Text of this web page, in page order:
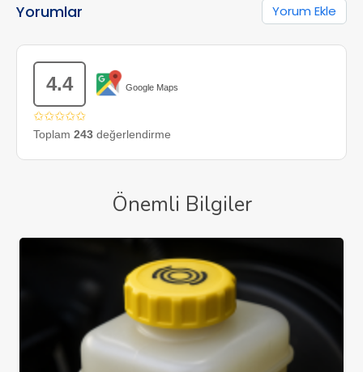
Yorumlar Yorum Ekle
4.4 Google Maps
✩✩✩✩✩
Toplam 243 değerlendirme
Önemli Bilgiler